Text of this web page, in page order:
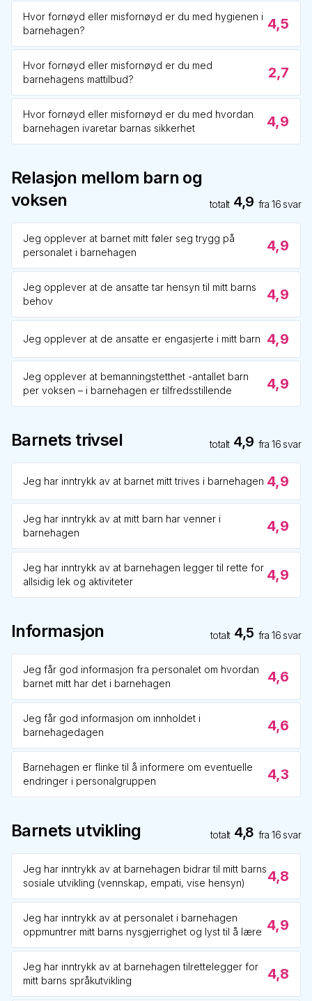
Hvor fornøyd eller misfornøyd er du med hygienen i
barnehagen?
4,5
Hvor fornøyd eller misfornøyd er du med
barnehagens mattilbud?
2,7
Hvor fornøyd eller misfornøyd er du med hvordan
barnehagen ivaretar barnas sikkerhet
4,9
Relasjon mellom barn og
voksen
totalt 4,9 fra16 svar
Jeg opplever at barnet mitt føler seg trygg på
personalet i barnehagen
4,9
Jeg opplever at de ansatte tar hensyn til mitt barns
behov
4,9
Jeg opplever at de ansatte er engasjerte i mitt barn 4,9
Jeg opplever at bemanningstetthet -antallet barn
per voksen – i barnehagen er tilfredsstillende
4,9
Barnets trivsel totalt 4,9 fra16 svar
Jeg har inntrykk av at barnet mitt trives i barnehagen 4,9
Jeg har inntrykk av at mitt barn har venner i
barnehagen
4,9
Jeg har inntrykk av at barnehagen legger til rette for
allsidig lek og aktiviteter
4,9
Informasjon totalt 4,5 fra16 svar
Jeg får god informasjon fra personalet om hvordan
barnet mitt har det i barnehagen
4,6
Jeg får god informasjon om innholdet i
barnehagedagen
4,6
Barnehagen er flinke til å informere om eventuelle
endringer i personalgruppen
4,3
Barnets utvikling totalt 4,8 fra16 svar
Jeg har inntrykk av at barnehagen bidrar til mitt barns
sosiale utvikling (vennskap, empati, vise hensyn)
4,8
Jeg har inntrykk av at personalet i barnehagen
oppmuntrer mitt barns nysgjerrighet og lyst til å lære 4,9
Jeg har inntrykk av at barnehagen tilrettelegger for
mitt barns språkutvikling
4,8